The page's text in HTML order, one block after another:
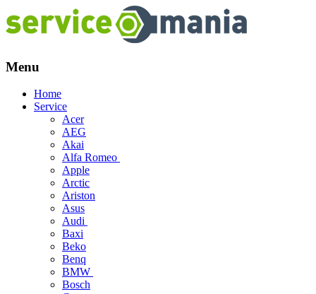
Menu
Skip
Home
Service
Acer
AEG
Akai
Alfa Romeo
Apple
Arctic
Ariston
Asus
Audi
Baxi
Beko
Benq
BMW
Bosch